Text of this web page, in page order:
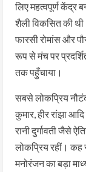
लिए महत्वपूर्ण केंद्र
शैली विकसित की
फारसी रोमांस और
रूप से मंच पर
तक पहुँचाया।
सबसे लोकप्रिय
कुमार, हीर रांझा
रानी दुर्गावती जैसे
लोकप्रिय रहीं। कह
मनोरंजन का बड़ा